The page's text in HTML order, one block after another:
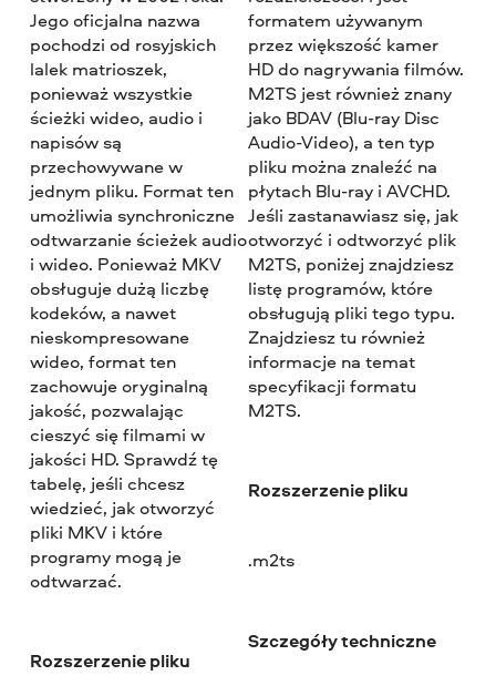
Jego oficjalna nazwa
pochodzi od rosyjskich
lalek matrioszek,
ponieważ wszystkie
ścieżki wideo, audio i
napisów są
przechowywane w
jednym pliku. Format ten
umożliwia synchroniczne
odtwarzanie ścieżek audio
i wideo. Ponieważ MKV
obsługuje dużą liczbę
kodeków, a nawet
nieskompresowane
wideo, format ten
zachowuje oryginalną
jakość, pozwalając
cieszyć się filmami w
jakości HD. Sprawdź tę
tabelę, jeśli chcesz
wiedzieć, jak otworzyć
pliki MKV i które
programy mogą je
odtwarzać.
Rozszerzenie pliku
formatem używanym
przez większość kamer
HD do nagrywania filmów.
M2TS jest również znany
jako BDAV (Blu-ray Disc
Audio-Video), a ten typ
pliku można znaleźć na
płytach Blu-ray i AVCHD.
Jeśli zastanawiasz się, jak
otworzyć i odtworzyć plik
M2TS, poniżej znajdziesz
listę programów, które
obsługują pliki tego typu.
Znajdziesz tu również
informacje na temat
specyfikacji formatu
M2TS.
Rozszerzenie pliku
.m2ts
Szczegóły techniczne